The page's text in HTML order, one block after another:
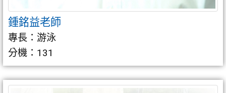
鍾銘益老師
專長：游泳
分機：131